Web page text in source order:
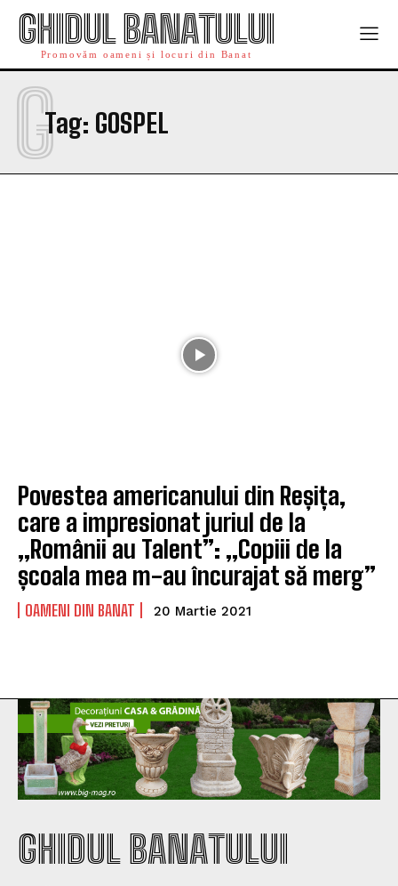
GHIDUL BANATULUI
Promovăm oameni și locuri din Banat
Tag: GOSPEL
G
Povestea americanului din Reșița,
care a impresionat juriul de la
„Românii au Talent”: „Copiii de la
școala mea m-au încurajat să merg”
OAMENI DIN BANAT 20 Martie 2021
GHIDUL BANATULUI